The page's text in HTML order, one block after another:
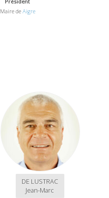
Maire de Aigre
DE LUSTRAC
Jean-Marc